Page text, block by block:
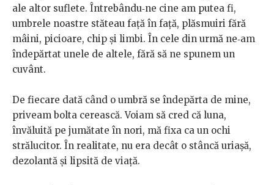
ale altor suflete. Întrebându‑ne cine am putea fi,
umbrele noastre stăteau față în față, plăsmuiri fără
mâini, picioare, chip și limbi. În cele din urmă ne‑am
îndepărtat unele de altele, fără să ne spunem un
cuvânt.
De fiecare dată când o umbră se îndepărta de mine,
priveam bolta cerească. Voiam să cred că luna,
învăluită pe jumătate în nori, mă fixa ca un ochi
strălucitor. În realitate, nu era decât o stâncă uriașă,
dezolantă și lipsită de viață.